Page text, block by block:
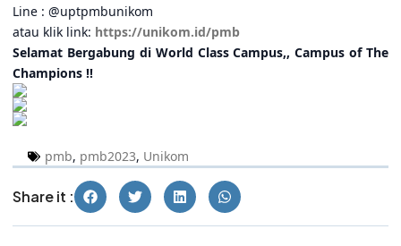
Line : @uptpmbunikom
atau klik link: https://unikom.id/pmb
Selamat Bergabung di World Class Campus,, Campus of The
Champions !!
pmb, pmb2023, Unikom
Share it :